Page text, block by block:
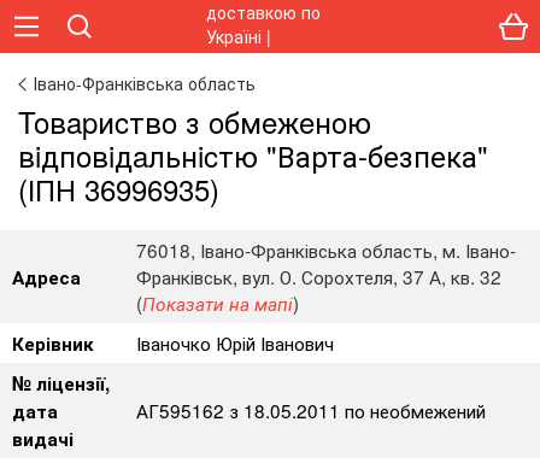
Івано-Франківська область
Toвapиcтвo з oбмeжeнoю
вiдпoвiдaльнicтю "Варта-безпека"
(ІПН 36996935)
Адреса
76018, Івано-Франківська область, м. Івано-
Франківськ, вул. О. Сорохтеля, 37 А, кв. 32
(Показати на мапі)
Керівник
Іваночко Юрій Іванович
№ ліцензії,
дата
видачі
АГ595162 з 18.05.2011 по необмежений